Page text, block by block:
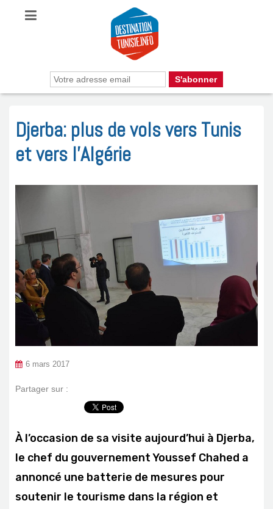
Djerba: plus de vols vers Tunis
et vers l’Algérie
6 mars 2017
Partager sur :
À l’occasion de sa visite aujourd’hui à Djerba,
le chef du gouvernement Youssef Chahed a
annoncé une batterie de mesures pour
soutenir le tourisme dans la région et